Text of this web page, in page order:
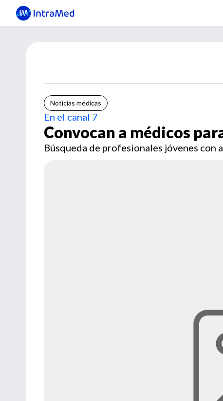
Noticias médicas
En el canal 7
Convocan a médicos
Búsqueda de profesionales jóvenes con